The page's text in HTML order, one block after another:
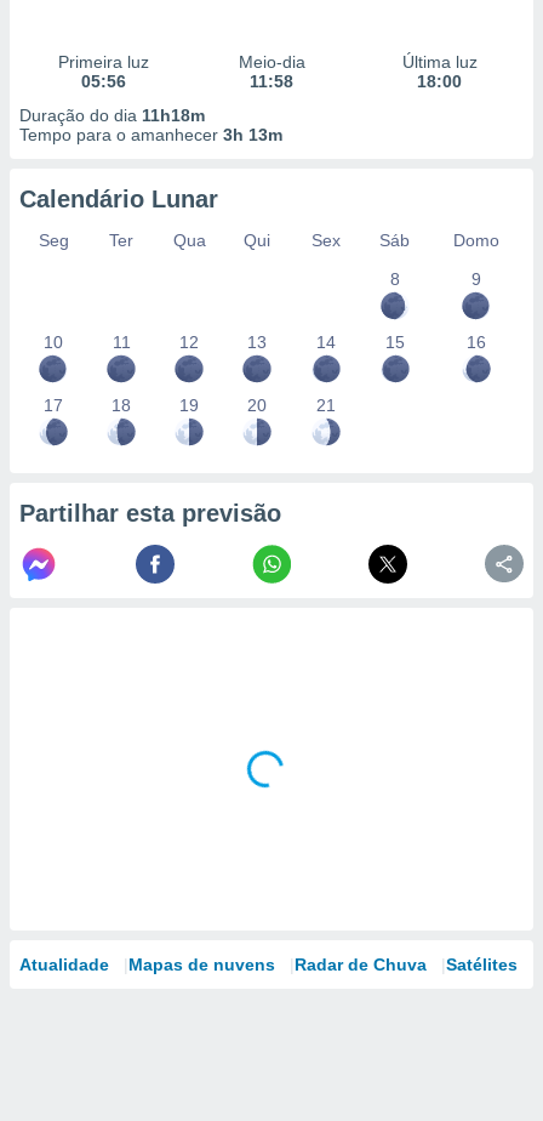
Primeira luz
05:56
Meio-dia
11:58
Última luz
18:00
Duração do dia 11h18m
Tempo para o amanhecer 3h 13m
Calendário Lunar
Seg Ter Qua Qui Sex Sáb
Domo
8
9
10 11 12 13 14 15 16
17 18 19 20 21
Partilhar esta previsão
Atualidade Mapas de nuvens Radar de Chuva Satélites